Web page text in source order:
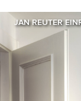
JAN REUTER